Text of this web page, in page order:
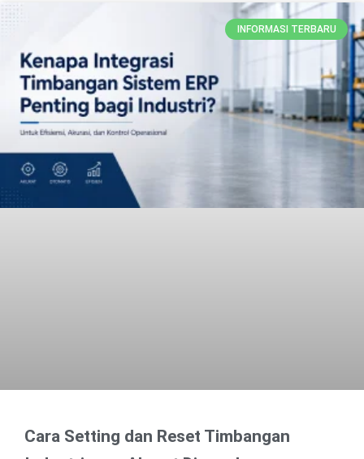
INFORMASI TERBARU
Cara Setting dan Reset Timbangan